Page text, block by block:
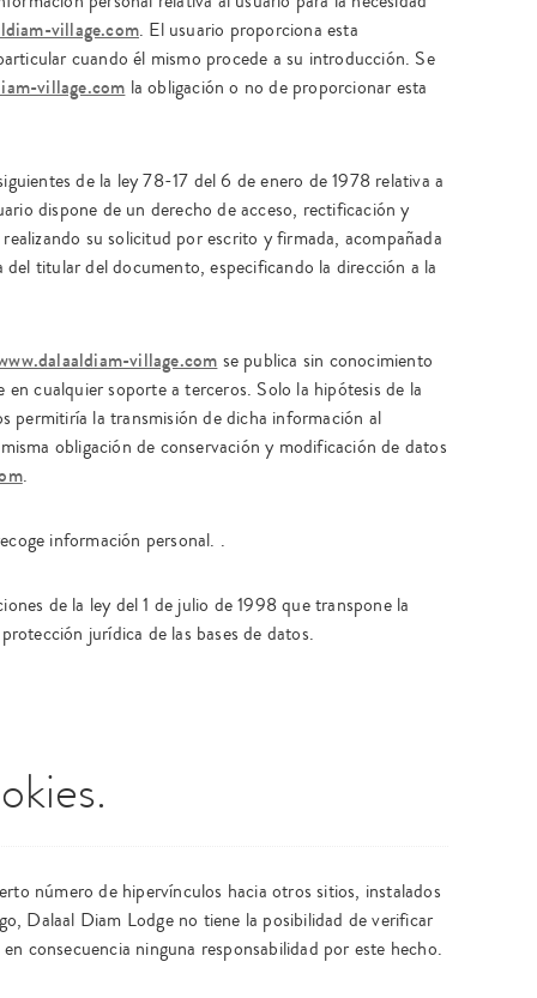
village.com. El usuario proporciona esta
cuando él mismo procede a su introducción. Se
village.com la obligación o no de proporcionar esta
de la ley 78-17 del 6 de enero de 1978 relativa a
dispone de un derecho de acceso, rectificación y
su solicitud por escrito y firmada, acompañada
titular del documento, especificando la dirección a la
village.com se publica sin conocimiento
cualquier soporte a terceros. Solo la hipótesis de la
permitiría la transmisión de dicha información al
obligación de conservación y modificación de datos
.
información personal. .
de la ley del 1 de julio de 1998 que transpone la
jurídica de las bases de datos.
número de hipervínculos hacia otros sitios, instalados
Dalaal Diam Lodge no tiene la posibilidad de verificar
consecuencia ninguna responsabilidad por este hecho.